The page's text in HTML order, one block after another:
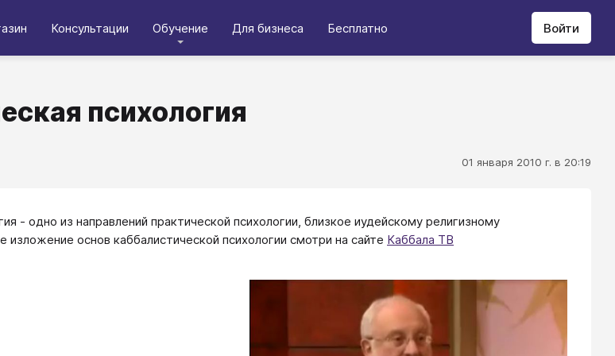
Консультации Обучение Для бизнеса Бесплатно Войти
психология
01 января 2010 г. в 20:19
- одно из направлений практической психологии, близкое иудейскому религизному
основ каббалистической психологии смотри на сайте Каббала ТВ